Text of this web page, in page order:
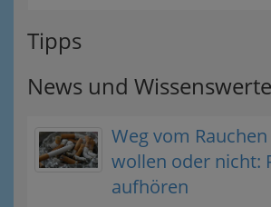
Tipps
News und
Weg vom Rauchen
wollen oder nicht:
aufhören